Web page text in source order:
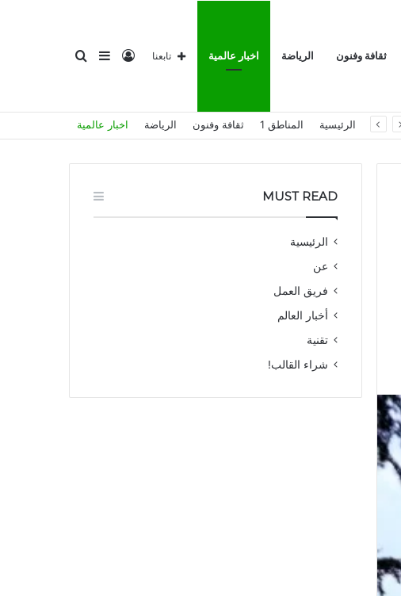
ثقافة وفنون الرياضة اخبار عالمية
عن
إضافة
عمود
تسجيل
الدخول
تابعنا
الرئيسية المناطق 1 ثقافة وفنون الرياضة اخبار عالمية
MUST READ
الرئيسية
عن
فريق العمل
أخبار العالم
تقنية
شراء القالب!